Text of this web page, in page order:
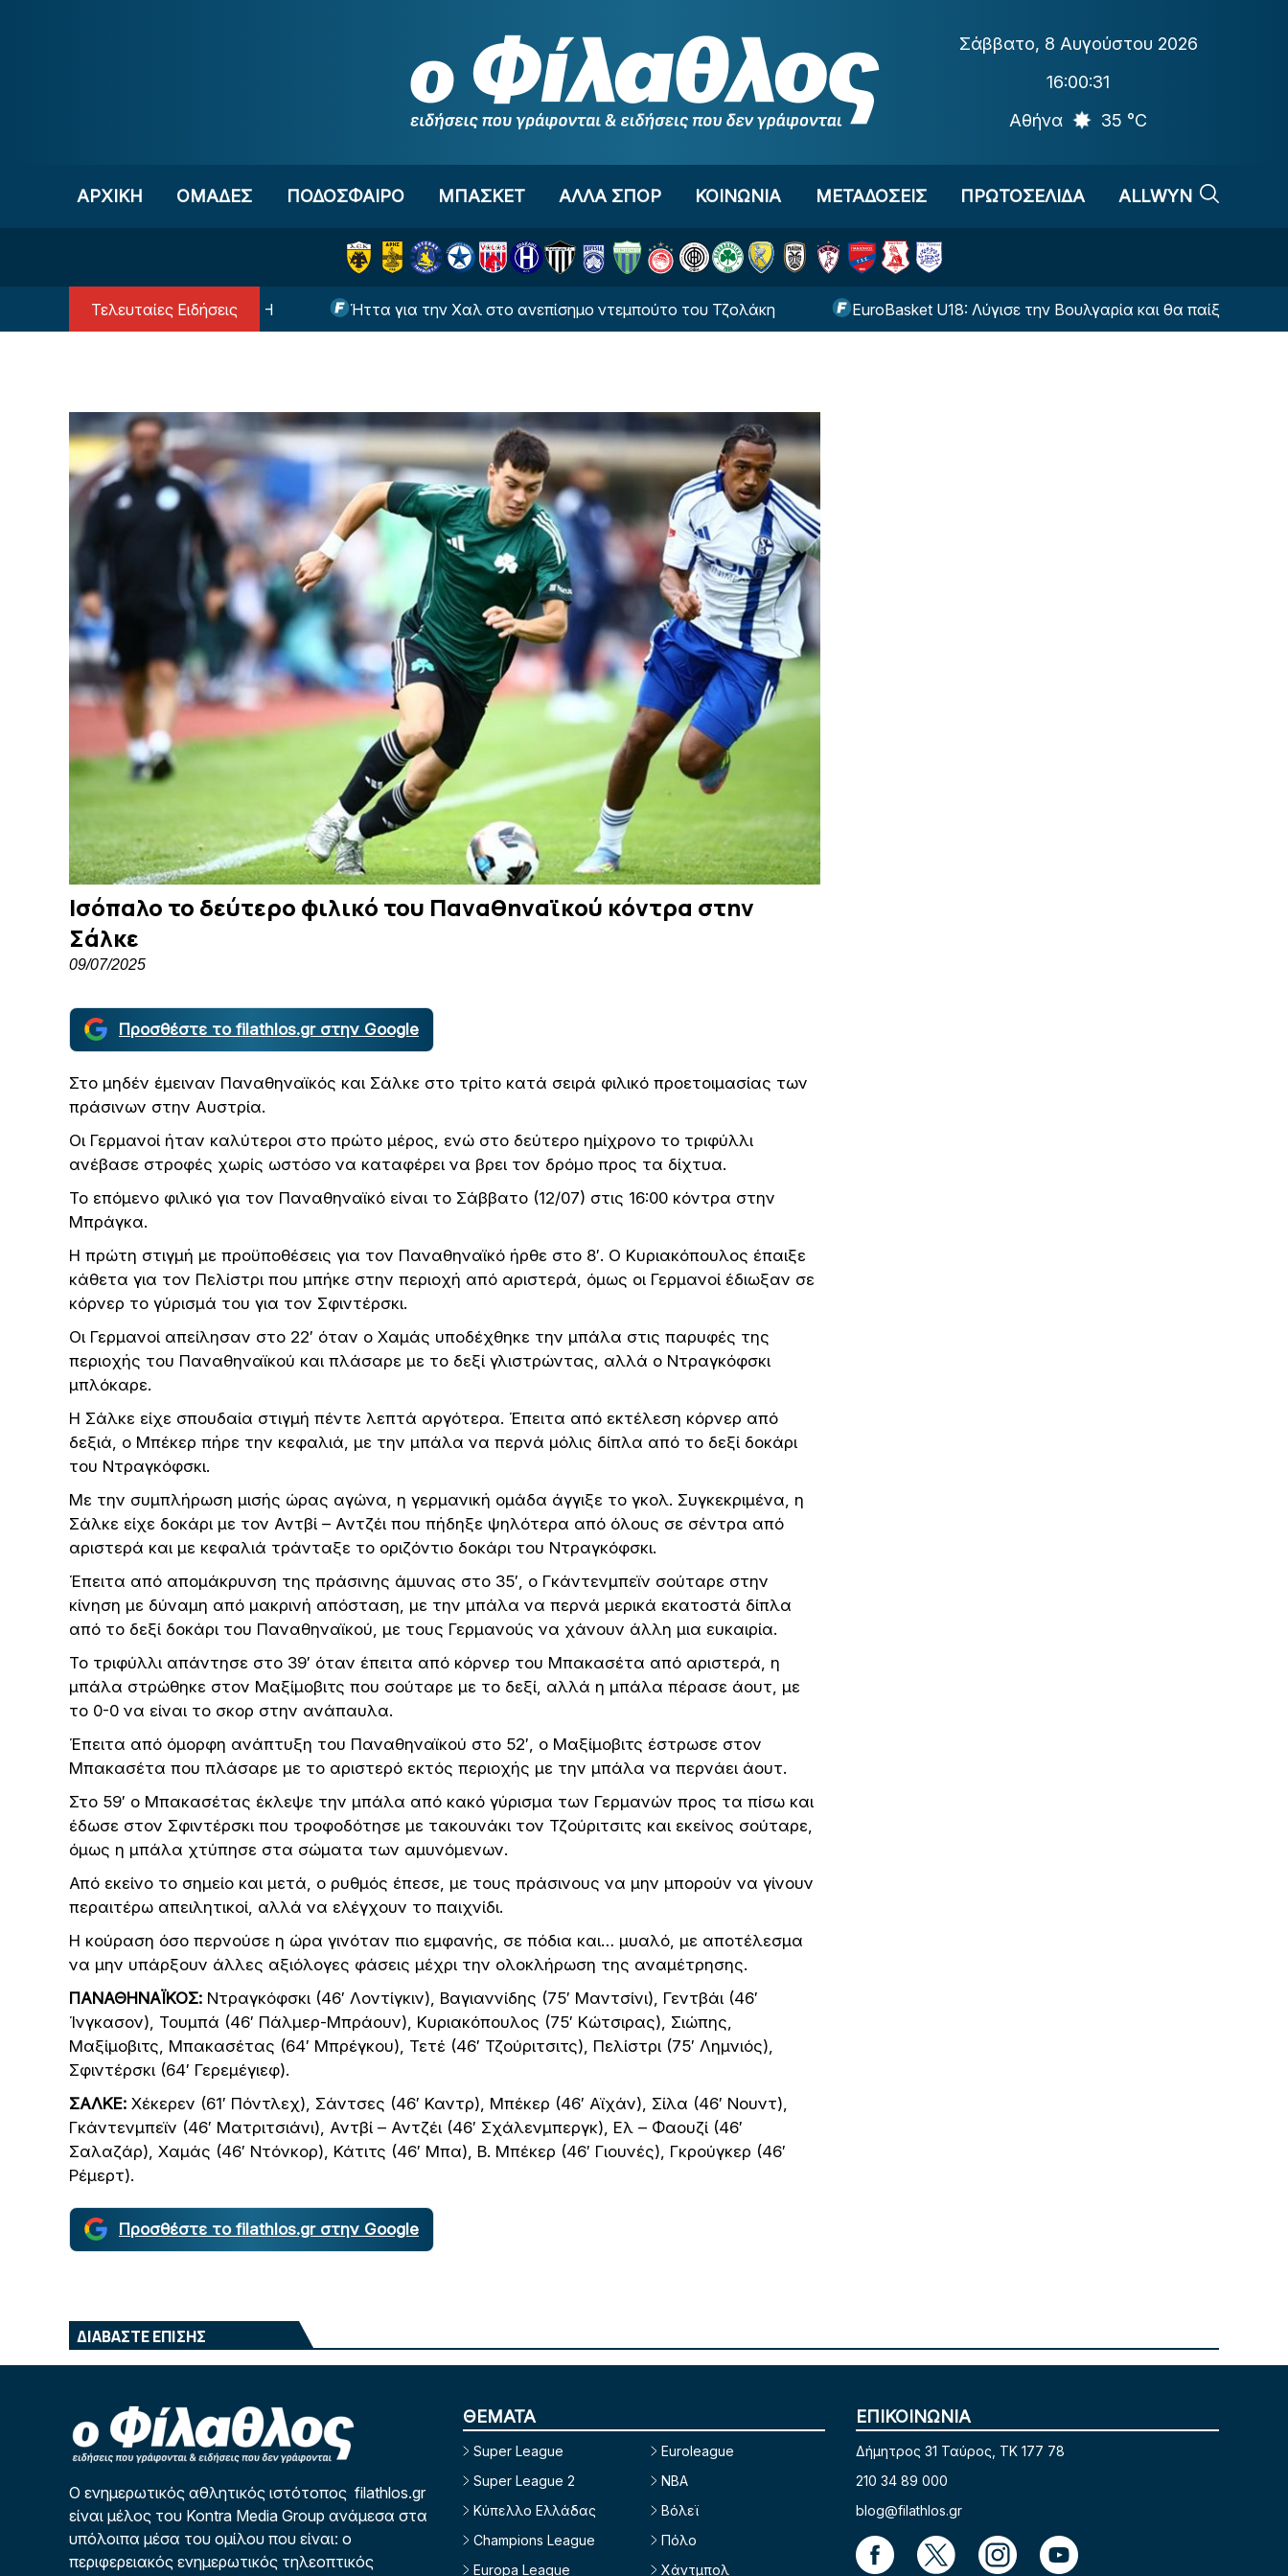
Σάββατο, 8 Αυγούστου 2026
16:00:32
Αθήνα
35 °C
ΑΡΧΙΚΗ OΜΑΔΕΣ ΠΟΔΟΣΦΑΙΡΟ ΜΠΑΣΚΕΤ ΑΛΛΑ ΣΠΟΡ ΚΟΙΝΩΝΙΑ ΜΕΤΑΔΟΣΕΙΣ ΠΡΩΤΟΣΕΛΙΔΑ ALLWYN
Τελευταίες Ειδήσεις
με τον Ντίκμαν ο ΟΦΗ Ήττα για την Χαλ στο ανεπίσημο ντεμπούτο του Τζολάκη EuroBasket U18: Λύγισε την Βουλγαρία και θα παίξει για την πέμπτη
Ισόπαλο το δεύτερο φιλικό του Παναθηναϊκού κόντρα στην
Σάλκε
09/07/2025
Προσθέστε το filathlos.gr στην Google
Στο μηδέν έμειναν Παναθηναϊκός και Σάλκε στο τρίτο κατά σειρά φιλικό προετοιμασίας των
πράσινων στην Αυστρία.
Οι Γερμανοί ήταν καλύτεροι στο πρώτο μέρος, ενώ στο δεύτερο ημίχρονο το τριφύλλι
ανέβασε στροφές χωρίς ωστόσο να καταφέρει να βρει τον δρόμο προς τα δίχτυα.
Το επόμενο φιλικό για τον Παναθηναϊκό είναι το Σάββατο (12/07) στις 16:00 κόντρα στην
Μπράγκα.
Η πρώτη στιγμή με προϋποθέσεις για τον Παναθηναϊκό ήρθε στο 8′. Ο Κυριακόπουλος έπαιξε
κάθετα για τον Πελίστρι που μπήκε στην περιοχή από αριστερά, όμως οι Γερμανοί έδιωξαν σε
κόρνερ το γύρισμά του για τον Σφιντέρσκι.
Οι Γερμανοί απείλησαν στο 22′ όταν ο Χαμάς υποδέχθηκε την μπάλα στις παρυφές της
περιοχής του Παναθηναϊκού και πλάσαρε με το δεξί γλιστρώντας, αλλά ο Ντραγκόφσκι
μπλόκαρε.
Η Σάλκε είχε σπουδαία στιγμή πέντε λεπτά αργότερα. Έπειτα από εκτέλεση κόρνερ από
δεξιά, ο Μπέκερ πήρε την κεφαλιά, με την μπάλα να περνά μόλις δίπλα από το δεξί δοκάρι
του Ντραγκόφσκι.
Με την συμπλήρωση μισής ώρας αγώνα, η γερμανική ομάδα άγγιξε το γκολ. Συγκεκριμένα, η
Σάλκε είχε δοκάρι με τον Αντβί – Αντζέι που πήδηξε ψηλότερα από όλους σε σέντρα από
αριστερά και με κεφαλιά τράνταξε το οριζόντιο δοκάρι του Ντραγκόφσκι.
Έπειτα από απομάκρυνση της πράσινης άμυνας στο 35′, ο Γκάντενμπεϊν σούταρε στην
κίνηση με δύναμη από μακρινή απόσταση, με την μπάλα να περνά μερικά εκατοστά δίπλα
από το δεξί δοκάρι του Παναθηναϊκού, με τους Γερμανούς να χάνουν άλλη μια ευκαιρία.
Το τριφύλλι απάντησε στο 39′ όταν έπειτα από κόρνερ του Μπακασέτα από αριστερά, η
μπάλα στρώθηκε στον Μαξίμοβιτς που σούταρε με το δεξί, αλλά η μπάλα πέρασε άουτ, με
το 0-0 να είναι το σκορ στην ανάπαυλα.
Έπειτα από όμορφη ανάπτυξη του Παναθηναϊκού στο 52′, ο Μαξίμοβιτς έστρωσε στον
Μπακασέτα που πλάσαρε με το αριστερό εκτός περιοχής με την μπάλα να περνάει άουτ.
Στο 59′ ο Μπακασέτας έκλεψε την μπάλα από κακό γύρισμα των Γερμανών προς τα πίσω και
έδωσε στον Σφιντέρσκι που τροφοδότησε με τακουνάκι τον Τζούριτσιτς και εκείνος σούταρε,
όμως η μπάλα χτύπησε στα σώματα των αμυνόμενων.
Από εκείνο το σημείο και μετά, ο ρυθμός έπεσε, με τους πράσινους να μην μπορούν να γίνουν
περαιτέρω απειλητικοί, αλλά να ελέγχουν το παιχνίδι.
Η κούραση όσο περνούσε η ώρα γινόταν πιο εμφανής, σε πόδια και… μυαλό, με αποτέλεσμα
να μην υπάρξουν άλλες αξιόλογες φάσεις μέχρι την ολοκλήρωση της αναμέτρησης.
ΠΑΝΑΘΗΝΑΪΚΟΣ: Ντραγκόφσκι (46′ Λοντίγκιν), Βαγιαννίδης (75′ Μαντσίνι), Γεντβάι (46′
Ίνγκασον), Τουμπά (46′ Πάλμερ-Μπράουν), Κυριακόπουλος (75′ Κώτσιρας), Σιώπης,
Μαξίμοβιτς, Μπακασέτας (64′ Μπρέγκου), Τετέ (46′ Τζούριτσιτς), Πελίστρι (75′ Λημνιός),
Σφιντέρσκι (64′ Γερεμέγιεφ).
ΣΑΛΚΕ: Χέκερεν (61′ Πόντλεχ), Σάντσες (46′ Καντρ), Μπέκερ (46′ Αϊχάν), Σίλα (46′ Νουντ),
Γκάντενμπεϊν (46′ Ματριτσιάνι), Αντβί – Αντζέι (46′ Σχάλενμπεργκ), Ελ – Φαουζί (46′
Σαλαζάρ), Χαμάς (46′ Ντόνκορ), Κάτιτς (46′ Μπα), Β. Μπέκερ (46′ Γιουνές), Γκρούγκερ (46′
Ρέμερτ).
Προσθέστε το filathlos.gr στην Google
ΔΙΑΒΑΣΤΕ ΕΠΙΣΗΣ
Ο ενημερωτικός αθλητικός ιστότοπος filathlos.gr
είναι μέλος του Kontra Media Group ανάμεσα στα
υπόλοιπα μέσα του ομίλου που είναι: ο
περιφερειακός ενημερωτικός τηλεοπτικός
ΘΕΜΑΤΑ
Super League
Super League 2
Κύπελλο Ελλάδας
Champions League
Europa League
Euroleague
NBA
Βόλεϊ
Πόλο
Χάντμπολ
ΕΠΙΚΟΙΝΩΝΙΑ
Δήμητρος 31 Ταύρος, TK 177 78
210 34 89 000
blog@filathlos.gr